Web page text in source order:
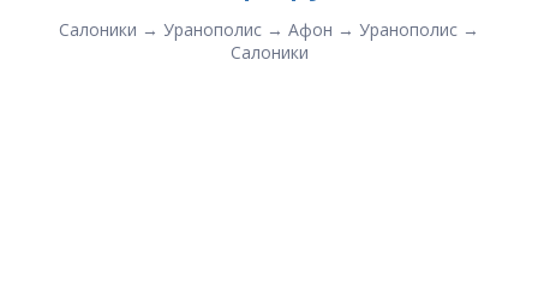
Салоники → Уранополис → Афон → Уранополис →
Салоники